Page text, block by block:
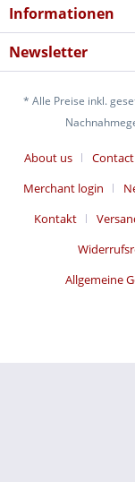
Informationen
Newsletter
* Alle Preise inkl.
About us Contact
Merchant login
Kontakt
Allgemeine